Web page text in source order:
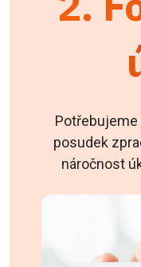
Potřebujeme
posudek
náročnost